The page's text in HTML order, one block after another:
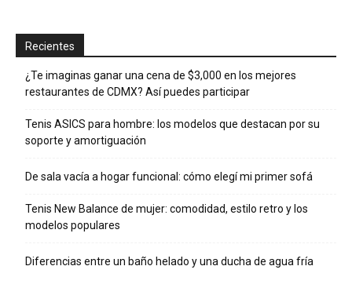
Recientes
¿Te imaginas ganar una cena de $3,000 en los mejores
restaurantes de CDMX? Así puedes participar
Tenis ASICS para hombre: los modelos que destacan por su
soporte y amortiguación
De sala vacía a hogar funcional: cómo elegí mi primer sofá
Tenis New Balance de mujer: comodidad, estilo retro y los
modelos populares
Diferencias entre un baño helado y una ducha de agua fría